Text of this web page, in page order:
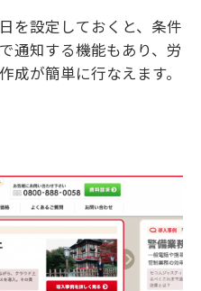
を設定しておくと、条件
通知する機能もあり、労
成が簡単に行なえます。